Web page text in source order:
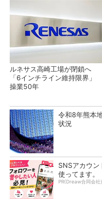
ルネサス高崎工場が閉鎖へ
「6インチライン維持限界」
操業50年
令和8年熊本
状況
SNSアカウン
使ってます。
PR(Dreaw合同会社)